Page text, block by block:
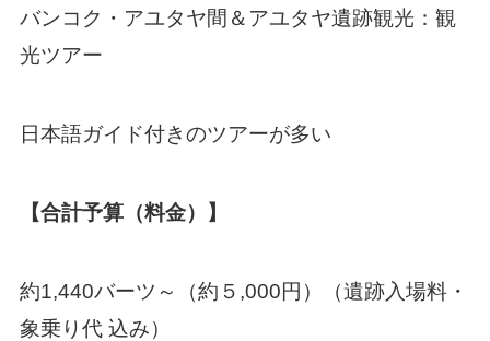
バンコク・アユタヤ間＆アユタヤ遺跡観光：観
光ツアー
日本語ガイド付きのツアーが多い
【合計予算（料金）】
約1,440バーツ～（約５,000円）（遺跡入場料・
象乗り代 込み）